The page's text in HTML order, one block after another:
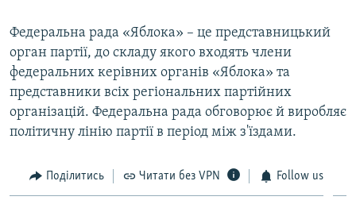
Федеральна рада «Яблока» – це представницький
орган партії, до складу якого входять члени
федеральних керівних органів «Яблока» та
представники всіх регіональних партійних
організацій. Федеральна рада обговорює й виробляє
політичну лінію партії в період між з'їздами.
Поділитись Читати без VPN Follow us